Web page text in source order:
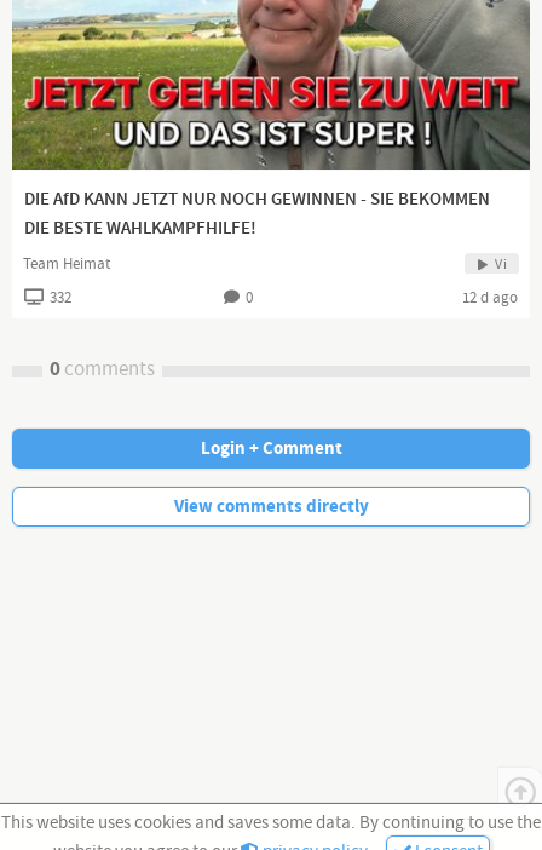
This website uses cookies and saves some data. By continuing to use the
DIE AfD KANN JETZT NUR NOCH GEWINNEN - SIE BEKOMMEN
DIE BESTE WAHLKAMPFHILFE!
Team Heimat Vi
332 0 12 d ago
0comments
No more comments.
Login + Comment
View comments directly